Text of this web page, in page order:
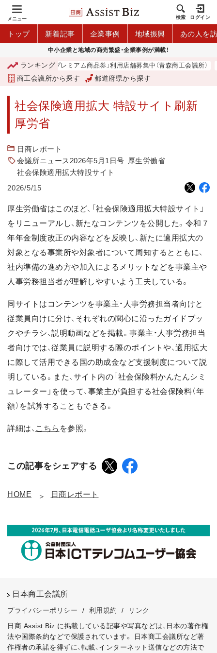
メニュー 検索 ログイン
トップ 新着記事 企業事例 地域振興 あの人を
中小企業と地域の商売繁盛・企業事例が満載！
ランキング
「青森市プレミアム商品券」利用店舗募集中（青森商工会議所）
商工会議所から探す 都道府県から探す
社会保険適用拡大 特設サイト刷新
厚労省
日商レポート
会議所ニュース2026年5月1日号 厚生労働省
社会保険適用拡大特設サイト
2026/5/15
厚生労働省はこのほど、「社会保険適用拡大特設サイト」
をリニューアルし、新たなコンテンツを公開した。令和７
年年金制度改正の内容などを反映し、新たに適用拡大の
対象となる事業所や対象者について周知するとともに、
社内準備の進め方や加入によるメリットなどを事業主や
人事労務担当者が理解しやすいよう工夫している。
同サイトはコンテンツを事業主・人事労務担当者向けと
従業員向けに分け、それぞれの関心に沿ったガイドブッ
クやチラシ、説明動画などを掲載。事業主・人事労務担当
者向けでは、従業員に説明する際のポイントや、適用拡大
に際して活用できる国の助成金など支援制度について説
明している。また、サイト内の「社会保険料かんたんシミ
ュレーター」を使って、事業主が負担する社会保険料（年
額）を試算することもできる。
詳細は、 こちら を参照。
この記事をシェアする
HOME 日商レポート
日本商工会議所
プライバシーポリシー / 利用規約 /
リンク
日商 Assist Biz に掲載している記事や写真などは、日本の著作権
法や国際条約などで保護されています。
日本商工会議所など著
作権者の承諾を得ずに、転載、インターネット送信などの方法で